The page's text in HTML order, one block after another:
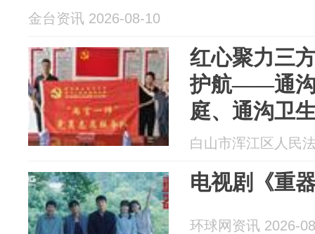
金台资讯 2026-08-10
红心聚力三
护航——通沟
庭、通沟卫
约仪式
白山市浑江区人民
电视剧《重
环球网资讯 2026-